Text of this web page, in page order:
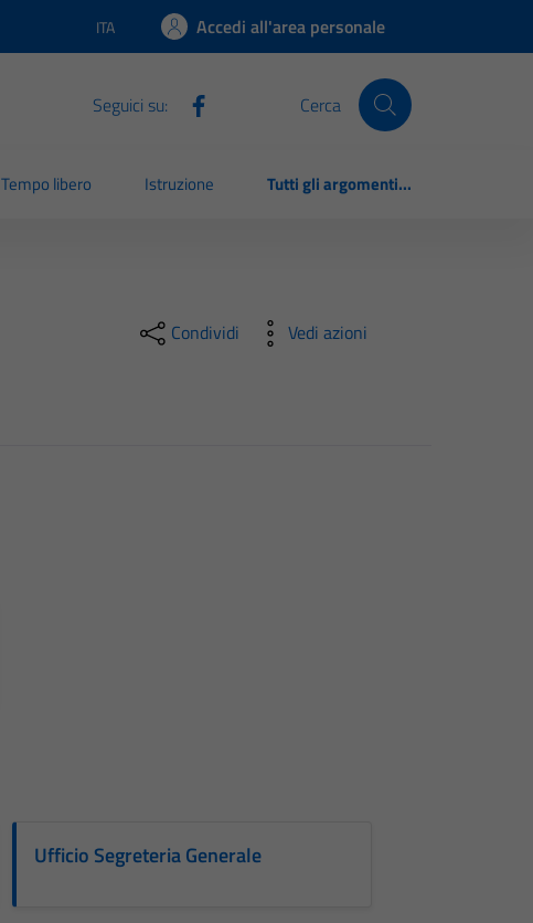
Lingua attiva:
ITA Accedi all'area personale
Seguici su: Cerca
Tempo libero Istruzione Tutti gli argomenti...
Condividi Vedi azioni
Ufficio Segreteria Generale